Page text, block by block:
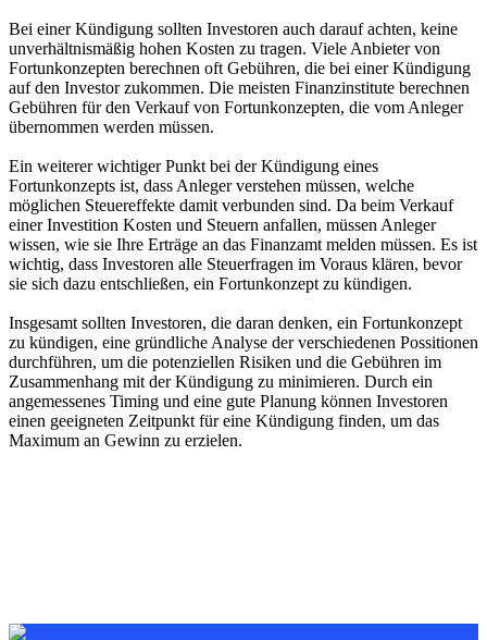
Bei einer Kündigung sollten Investoren auch darauf achten, keine
unverhältnismäßig hohen Kosten zu tragen. Viele Anbieter von
Fortunkonzepten berechnen oft Gebühren, die bei einer Kündigung
auf den Investor zukommen. Die meisten Finanzinstitute berechnen
Gebühren für den Verkauf von Fortunkonzepten, die vom Anleger
übernommen werden müssen.
Ein weiterer wichtiger Punkt bei der Kündigung eines
Fortunkonzepts ist, dass Anleger verstehen müssen, welche
möglichen Steuereffekte damit verbunden sind. Da beim Verkauf
einer Investition Kosten und Steuern anfallen, müssen Anleger
wissen, wie sie Ihre Erträge an das Finanzamt melden müssen. Es ist
wichtig, dass Investoren alle Steuerfragen im Voraus klären, bevor
sie sich dazu entschließen, ein Fortunkonzept zu kündigen.
Insgesamt sollten Investoren, die daran denken, ein Fortunkonzept
zu kündigen, eine gründliche Analyse der verschiedenen Possitionen
durchführen, um die potenziellen Risiken und die Gebühren im
Zusammenhang mit der Kündigung zu minimieren. Durch ein
angemessenes Timing und eine gute Planung können Investoren
einen geeigneten Zeitpunkt für eine Kündigung finden, um das
Maximum an Gewinn zu erzielen.